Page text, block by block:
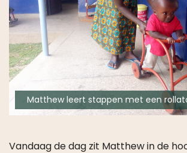
Matthew leert stappen met een
Vandaag de dag zit Matthew in de